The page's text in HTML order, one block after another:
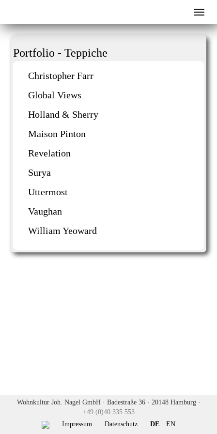
Portfolio - Teppiche
Christopher Farr
Global Views
Holland & Sherry
Maison Pinton
Revelation
Surya
Uttermost
Vaughan
William Yeoward
Wohnkultur Joh. Nagel GmbH · Badestraße 36 · 20148 Hamburg ·
+49 (0)40 335 553
Impressum
Datenschutz DE EN